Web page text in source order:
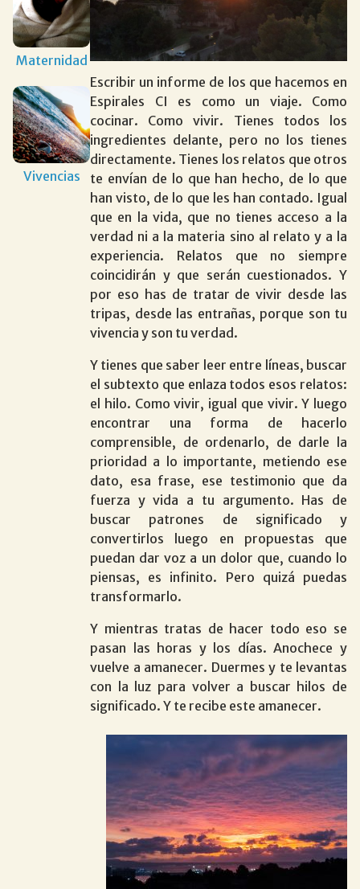
Maternidad
Vivencias
Escribir un informe de los que hacemos en
Espirales CI es como un viaje. Como
cocinar. Como vivir. Tienes todos los
ingredientes delante, pero no los tienes
directamente. Tienes los relatos que otros
te envían de lo que han hecho, de lo que
han visto, de lo que les han contado. Igual
que en la vida, que no tienes acceso a la
verdad ni a la materia sino al relato y a la
experiencia. Relatos que no siempre
coincidirán y que serán cuestionados. Y
por eso has de tratar de vivir desde las
tripas, desde las entrañas, porque son tu
vivencia y son tu verdad.
Y tienes que saber leer entre líneas, buscar
el subtexto que enlaza todos esos relatos:
el hilo. Como vivir, igual que vivir. Y luego
encontrar una forma de hacerlo
comprensible, de ordenarlo, de darle la
prioridad a lo importante, metiendo ese
dato, esa frase, ese testimonio que da
fuerza y vida a tu argumento. Has de
buscar patrones de significado y
convertirlos luego en propuestas que
puedan dar voz a un dolor que, cuando lo
piensas, es infinito. Pero quizá puedas
transformarlo.
Y mientras tratas de hacer todo eso se
pasan las horas y los días. Anochece y
vuelve a amanecer. Duermes y te levantas
con la luz para volver a buscar hilos de
significado. Y te recibe este amanecer.